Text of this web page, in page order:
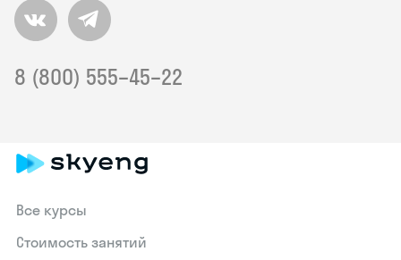
8 (800) 555–45–22
Все курсы
Стоимость занятий